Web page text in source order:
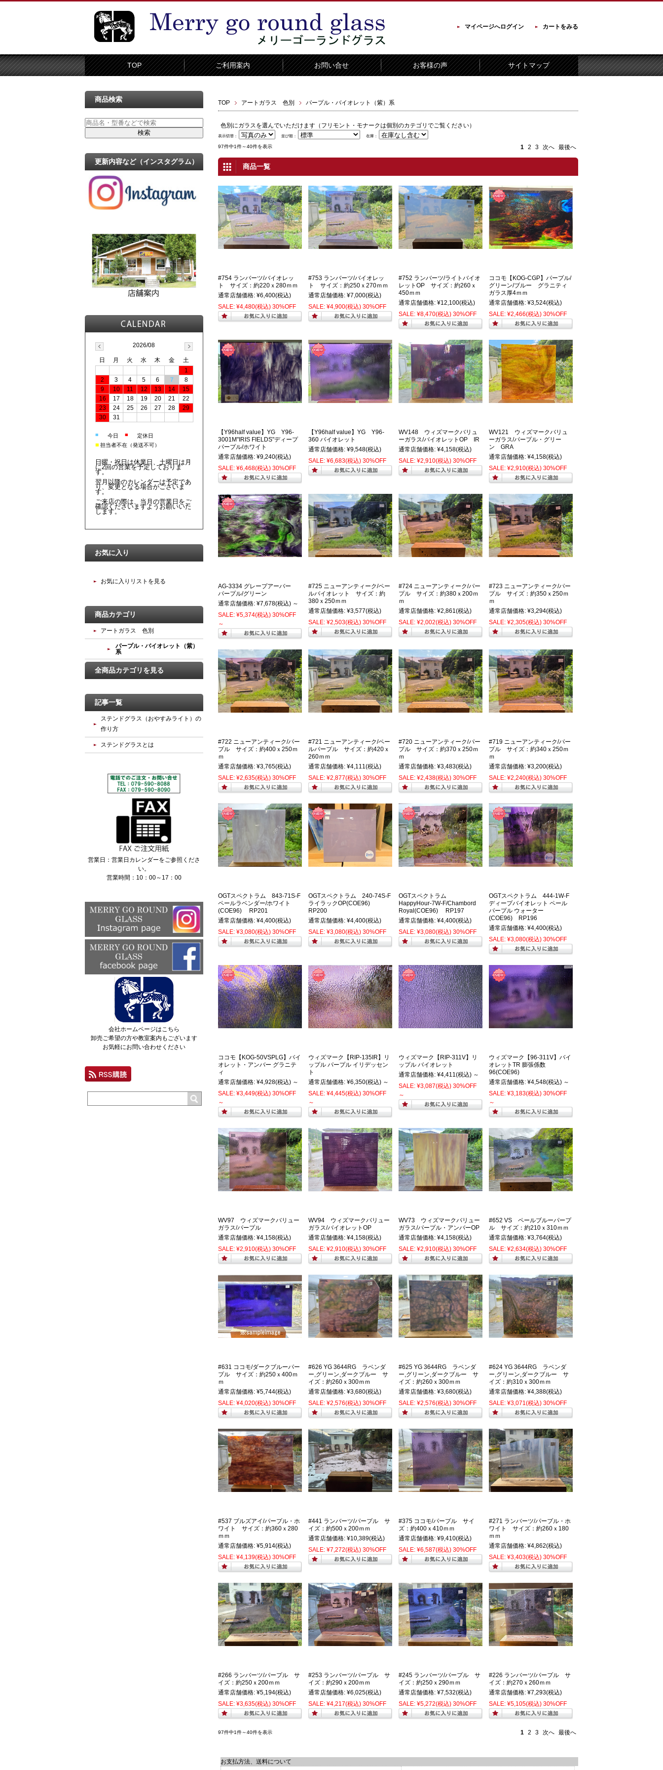
マイページへログイン カートをみる
TOP ご利用案内 お問い合せ お客様の声 サイトマップ
TOP アートガラス 色別 パープル・バイオレット（紫）系
色別にガラスを選んでいただけます（フリモント・モナークは個別のカテゴリでご覧ください）
表示切替： 並び順： 在庫：
97件中1件～40件を表示 1 2 3 次へ 最後へ
商品一覧
#754 ランバーツ/バイオレッ
ト サイズ：約220ｘ280ｍｍ
通常店舗価格: ¥6,400(税込)
SALE: ¥4,480(税込) 30%OFF
#753 ランバーツ/バイオレッ
ト サイズ：約250ｘ270ｍｍ
通常店舗価格: ¥7,000(税込)
SALE: ¥4,900(税込) 30%OFF
#752 ランバーツ/ライトバイオ
レットOP サイズ：約260ｘ
450ｍｍ
通常店舗価格: ¥12,100(税込)
SALE: ¥8,470(税込) 30%OFF
ココモ【KOG-CGP】パープル/
グリーン/ブルー グラニティ
ガラス厚4ｍｍ
通常店舗価格: ¥3,524(税込)
SALE: ¥2,466(税込) 30%OFF
【Y96half value】YG Y96-
3001M"IRIS FIELDS"ディープ
パープル/ホワイト
通常店舗価格: ¥9,240(税込)
SALE: ¥6,468(税込) 30%OFF
【Y96half value】YG Y96-
360 バイオレット
通常店舗価格: ¥9,548(税込)
SALE: ¥6,683(税込) 30%OFF
WV148 ウィズマークバリュ
ーガラス/バイオレットOP IR
通常店舗価格: ¥4,158(税込)
SALE: ¥2,910(税込) 30%OFF
WV121 ウィズマークバリュ
ーガラス/パープル・グリー
ン GRA
通常店舗価格: ¥4,158(税込)
SALE: ¥2,910(税込) 30%OFF
AG-3334 グレープアーバー
パープル/グリーン
通常店舗価格: ¥7,678(税込) ～
SALE: ¥5,374(税込) 30%OFF
～
#725 ニューアンティーク/ペー
ルバイオレット サイズ：約
380ｘ250ｍｍ
通常店舗価格: ¥3,577(税込)
SALE: ¥2,503(税込) 30%OFF
#724 ニューアンティーク/パー
プル サイズ：約380ｘ200ｍ
ｍ
通常店舗価格: ¥2,861(税込)
SALE: ¥2,002(税込) 30%OFF
#723 ニューアンティーク/パー
プル サイズ：約350ｘ250ｍ
ｍ
通常店舗価格: ¥3,294(税込)
SALE: ¥2,305(税込) 30%OFF
#722 ニューアンティーク/パー
プル サイズ：約400ｘ250ｍ
ｍ
通常店舗価格: ¥3,765(税込)
SALE: ¥2,635(税込) 30%OFF
#721 ニューアンティーク/ペー
ルパープル サイズ：約420ｘ
260ｍｍ
通常店舗価格: ¥4,111(税込)
SALE: ¥2,877(税込) 30%OFF
#720 ニューアンティーク/パー
プル サイズ：約370ｘ250ｍ
ｍ
通常店舗価格: ¥3,483(税込)
SALE: ¥2,438(税込) 30%OFF
#719 ニューアンティーク/パー
プル サイズ：約340ｘ250ｍ
ｍ
通常店舗価格: ¥3,200(税込)
SALE: ¥2,240(税込) 30%OFF
OGTスペクトラム 843-71S-F
ペールラベンダー/ホワイト
(COE96) RP201
通常店舗価格: ¥4,400(税込)
SALE: ¥3,080(税込) 30%OFF
OGTスペクトラム 240-74S-F
ライラックOP(COE96)
RP200
通常店舗価格: ¥4,400(税込)
SALE: ¥3,080(税込) 30%OFF
OGTスペクトラム
HappyHour-7W-F/Chambord
Royal(COE96) RP197
通常店舗価格: ¥4,400(税込)
SALE: ¥3,080(税込) 30%OFF
OGTスペクトラム 444-1W-F
ディープバイオレット ペール
パープル ウォーター
(COE96) RP196
通常店舗価格: ¥4,400(税込)
SALE: ¥3,080(税込) 30%OFF
ココモ【KOG-50VSPLG】バイ
オレット・アンバー グラニテ
ィ
通常店舗価格: ¥4,928(税込) ～
SALE: ¥3,449(税込) 30%OFF
～
ウィズマーク【RIP-135IR】リ
ップル パープル イリデッセン
ト
通常店舗価格: ¥6,350(税込) ～
SALE: ¥4,445(税込) 30%OFF
～
ウィズマーク【RIP-311V】リ
ップル バイオレット
通常店舗価格: ¥4,411(税込) ～
SALE: ¥3,087(税込) 30%OFF
～
ウィズマーク【96-311V】バイ
オレットTR 膨張係数
96(COE96)
通常店舗価格: ¥4,548(税込) ～
SALE: ¥3,183(税込) 30%OFF
～
WV97 ウィズマークバリュー
ガラス/パープル
通常店舗価格: ¥4,158(税込)
SALE: ¥2,910(税込) 30%OFF
WV94 ウィズマークバリュー
ガラス/バイオレットOP
通常店舗価格: ¥4,158(税込)
SALE: ¥2,910(税込) 30%OFF
WV73 ウィズマークバリュー
ガラス/パープル・アンバーOP
通常店舗価格: ¥4,158(税込)
SALE: ¥2,910(税込) 30%OFF
#652 VS ペールブルーパープ
ル サイズ：約210ｘ310ｍｍ
通常店舗価格: ¥3,764(税込)
SALE: ¥2,634(税込) 30%OFF
#631 ココモ/ダークブルーパー
プル サイズ：約250ｘ400ｍ
ｍ
通常店舗価格: ¥5,744(税込)
SALE: ¥4,020(税込) 30%OFF
#626 YG 3644RG ラベンダ
ー,グリーン,ダークブルー サ
イズ：約260ｘ300ｍｍ
通常店舗価格: ¥3,680(税込)
SALE: ¥2,576(税込) 30%OFF
#625 YG 3644RG ラベンダ
ー,グリーン,ダークブルー サ
イズ：約260ｘ300ｍｍ
通常店舗価格: ¥3,680(税込)
SALE: ¥2,576(税込) 30%OFF
#624 YG 3644RG ラベンダ
ー,グリーン,ダークブルー サ
イズ：約310ｘ300ｍｍ
通常店舗価格: ¥4,388(税込)
SALE: ¥3,071(税込) 30%OFF
#537 ブルズアイ/パープル・ホ
ワイト サイズ：約360ｘ280
ｍｍ
通常店舗価格: ¥5,914(税込)
SALE: ¥4,139(税込) 30%OFF
#441 ランバーツ/パープル サ
イズ：約500ｘ200ｍｍ
通常店舗価格: ¥10,389(税込)
SALE: ¥7,272(税込) 30%OFF
#375 ココモ/パープル サイ
ズ：約400ｘ410ｍｍ
通常店舗価格: ¥9,410(税込)
SALE: ¥6,587(税込) 30%OFF
#271 ランバーツ/パープル・ホ
ワイト サイズ：約260ｘ180
ｍｍ
通常店舗価格: ¥4,862(税込)
SALE: ¥3,403(税込) 30%OFF
#266 ランバーツ/パープル サ
イズ：約250ｘ200ｍｍ
通常店舗価格: ¥5,194(税込)
SALE: ¥3,635(税込) 30%OFF
#253 ランバーツ/パープル サ
イズ：約290ｘ200ｍｍ
通常店舗価格: ¥6,025(税込)
SALE: ¥4,217(税込) 30%OFF
#245 ランバーツ/パープル サ
イズ：約250ｘ290ｍｍ
通常店舗価格: ¥7,532(税込)
SALE: ¥5,272(税込) 30%OFF
#226 ランバーツ/パープル サ
イズ：約270ｘ260ｍｍ
通常店舗価格: ¥7,293(税込)
SALE: ¥5,105(税込) 30%OFF
97件中1件～40件を表示 1 2 3 次へ 最後へ
お支払方法、送料について
商品検索
更新内容など（インスタグラム）
2026/08
日 月 火 水 木 金
土
1
2
3 4 5 6 7
8
9
10 11 12 13 14
15
16
17 18 19 20 21
22
23
24 25 26 27 28
29
30
31
■ 今日 ■ 定休日
■ 担当者不在（発送不可）
日曜・祝日は休業日、土曜日は月
に2回の営業を予定しておりま
す。
翌月以降のカレンダーは予定であ
り、変更となる場合がございま
す。
ご来店の際は、当月の営業日をご
確認くださいますようお願いいた
します。
お気に入り
お気に入りリストを見る
商品カテゴリ
アートガラス 色別
パープル・バイオレット（紫）
系
全商品カテゴリを見る
記事一覧
ステンドグラス（おやすみライト）の
作り方
ステンドグラスとは
営業日：営業日カレンダーをご参照くださ
い。
営業時間：10：00～17：00
会社ホームページはこちら
卸売ご希望の方や教室案内もございます
お気軽にお問い合わせください